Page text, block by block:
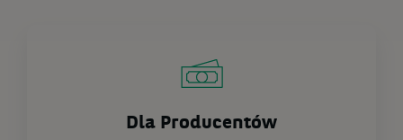
Dla Producentów